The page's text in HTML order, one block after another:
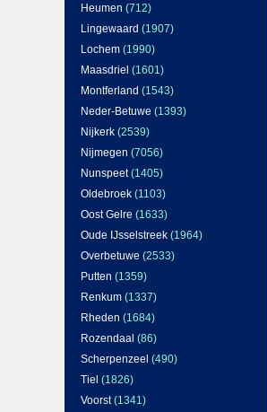
Heumen (712)
Lingewaard (1907)
Lochem (1990)
Maasdriel (1601)
Montferland (1543)
Neder-Betuwe (1393)
Nijkerk (2539)
Nijmegen (7056)
Nunspeet(1405)
Oldebroek (1103)
Oost Gelre (1633)
Oude IJsselstreek (1964)
Overbetuwe (2533)
Putten (1359)
Renkum (1337)
Rheden (1684)
Rozendaal (86)
Scherpenzeel (490)
Tiel (1826)
Voorst(1341)